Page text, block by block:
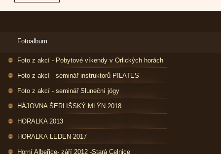
Fotoalbum
Foto z akcí - Pobytové víkendy v Orlických horách
Foto z akcí - seminář instruktorů PILATES
Foto z akcí - seminář Sluneční jógy
HÁJOVNA ŠERLIŠSKÝ MLÝN 2018
HORALKA 2013
HORALKA-LEDEN 2017
Horní Albeřice- září 2012 -Stará Celnice